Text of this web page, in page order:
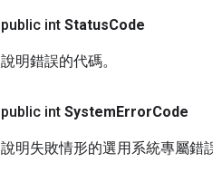
public int StatusCode
說明錯誤的代碼。
public int SystemErrorCode
說明失敗情形的選用系統專屬錯